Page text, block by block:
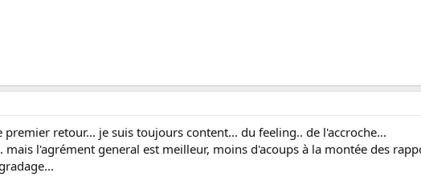
retour... je suis toujours content... du feeling.. de l'accroche...
mais l'agrément general est meilleur, moins d'acoups à la montée des